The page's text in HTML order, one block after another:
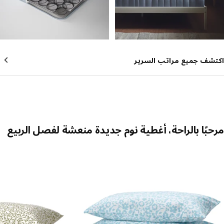
جميع مراتب السرير
بالراحة، أغطية نوم جديدة منعشة لفصل الربيع